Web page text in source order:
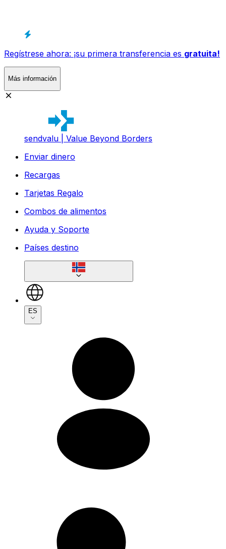
Regístrese ahora: ¡su primera transferencia es gratuita!
Más información
sendvalu | Value Beyond Borders
Enviar dinero
Recargas
Tarjetas Regalo
Combos de alimentos
Ayuda y Soporte
Países destino
ES